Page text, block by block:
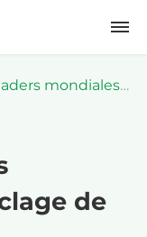
mondiales
de